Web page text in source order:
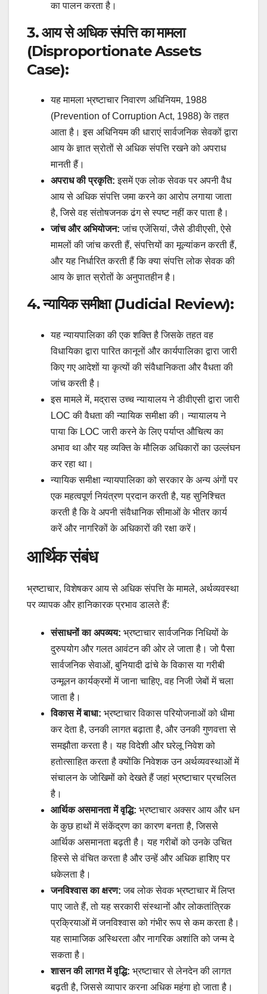
का पालन करता है।
3. आय से अधिक संपत्ति का मामला
(Disproportionate Assets
Case):
यह मामला भ्रष्टाचार निवारण अधिनियम, 1988
(Prevention of Corruption Act, 1988) के तहत
आता है। इस अधिनियम की धाराएं सार्वजनिक सेवकों द्वारा
आय के ज्ञात स्रोतों से अधिक संपत्ति रखने को अपराध
मानती हैं।
अपराध की प्रकृति: इसमें एक लोक सेवक पर अपनी वैध
आय से अधिक संपत्ति जमा करने का आरोप लगाया जाता
है, जिसे वह संतोषजनक ढंग से स्पष्ट नहीं कर पाता है।
जांच और अभियोजन: जांच एजेंसियां, जैसे डीवीएसी, ऐसे
मामलों की जांच करती हैं, संपत्तियों का मूल्यांकन करती हैं,
और यह निर्धारित करती हैं कि क्या संपत्ति लोक सेवक की
आय के ज्ञात स्रोतों के अनुपातहीन है।
4. न्यायिक समीक्षा (Judicial Review):
यह न्यायपालिका की एक शक्ति है जिसके तहत वह
विधायिका द्वारा पारित कानूनों और कार्यपालिका द्वारा जारी
किए गए आदेशों या कृत्यों की संवैधानिकता और वैधता की
जांच करती है।
इस मामले में, मद्रास उच्च न्यायालय ने डीवीएसी द्वारा जारी
LOC की वैधता की न्यायिक समीक्षा की। न्यायालय ने
पाया कि LOC जारी करने के लिए पर्याप्त औचित्य का
अभाव था और यह व्यक्ति के मौलिक अधिकारों का उल्लंघन
कर रहा था।
न्यायिक समीक्षा न्यायपालिका को सरकार के अन्य अंगों पर
एक महत्वपूर्ण नियंत्रण प्रदान करती है, यह सुनिश्चित
करती है कि वे अपनी संवैधानिक सीमाओं के भीतर कार्य
करें और नागरिकों के अधिकारों की रक्षा करें।
आर्थिक संबंध
भ्रष्टाचार, विशेषकर आय से अधिक संपत्ति के मामले, अर्थव्यवस्था
पर व्यापक और हानिकारक प्रभाव डालते हैं:
संसाधनों का अपव्यय: भ्रष्टाचार सार्वजनिक निधियों के
दुरुपयोग और गलत आवंटन की ओर ले जाता है। जो पैसा
सार्वजनिक सेवाओं, बुनियादी ढांचे के विकास या गरीबी
उन्मूलन कार्यक्रमों में जाना चाहिए, वह निजी जेबों में चला
जाता है।
विकास में बाधा: भ्रष्टाचार विकास परियोजनाओं को धीमा
कर देता है, उनकी लागत बढ़ाता है, और उनकी गुणवत्ता से
समझौता करता है। यह विदेशी और घरेलू निवेश को
हतोत्साहित करता है क्योंकि निवेशक उन अर्थव्यवस्थाओं में
संचालन के जोखिमों को देखते हैं जहां भ्रष्टाचार प्रचलित
है।
आर्थिक असमानता में वृद्धि: भ्रष्टाचार अक्सर आय और धन
के कुछ हाथों में संकेंद्रण का कारण बनता है, जिससे
आर्थिक असमानता बढ़ती है। यह गरीबों को उनके उचित
हिस्से से वंचित करता है और उन्हें और अधिक हाशिए पर
धकेलता है।
जनविश्वास का क्षरण: जब लोक सेवक भ्रष्टाचार में लिप्त
पाए जाते हैं, तो यह सरकारी संस्थानों और लोकतांत्रिक
प्रक्रियाओं में जनविश्वास को गंभीर रूप से कम करता है।
यह सामाजिक अस्थिरता और नागरिक अशांति को जन्म दे
सकता है।
शासन की लागत में वृद्धि: भ्रष्टाचार से लेनदेन की लागत
बढ़ती है, जिससे व्यापार करना अधिक महंगा हो जाता है।